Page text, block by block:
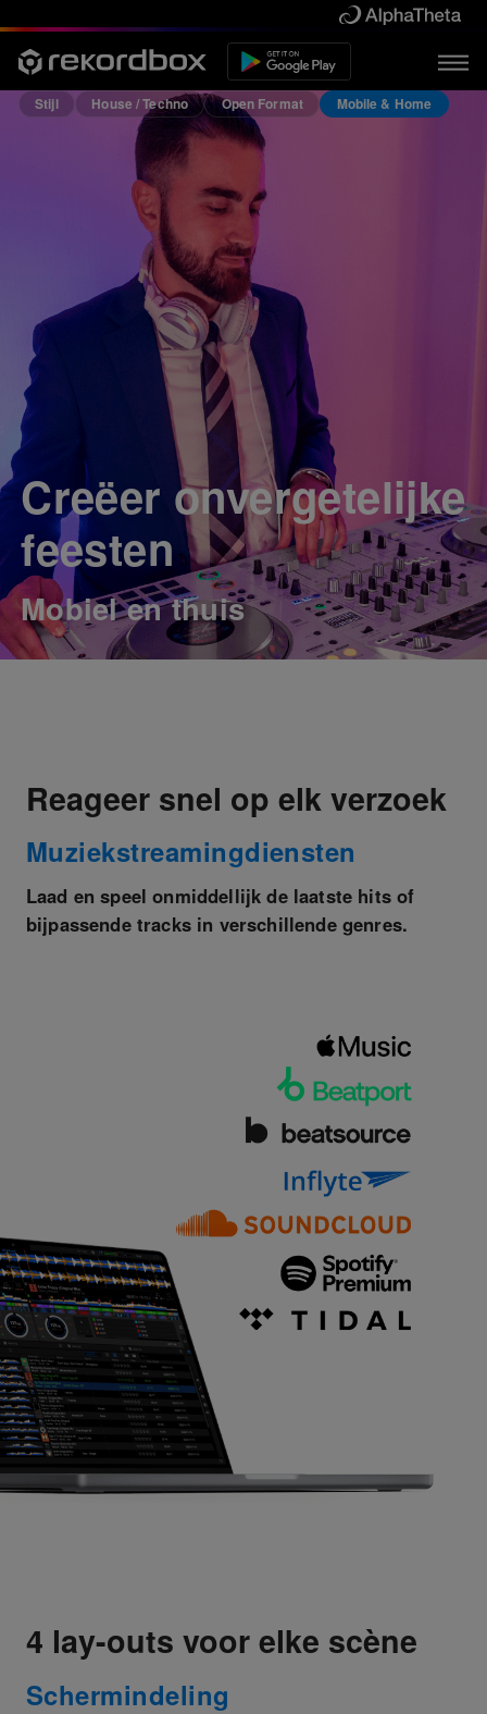
Stijl House / Techno Open Format Mobile & Home
Creëer onvergetelijke
feesten
Mobiel en thuis
Reageer snel op elk verzoek
Muziekstreamingdiensten
Laad en speel onmiddellijk de laatste hits of
bijpassende tracks in verschillende genres.
4 lay-outs voor elke scène
Schermindeling